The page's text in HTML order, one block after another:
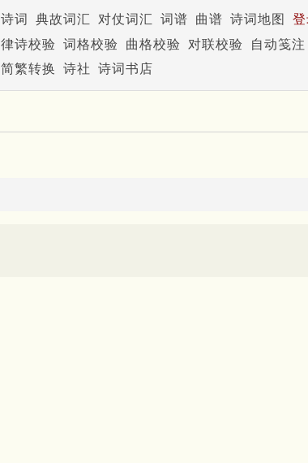
诗词 典故词汇 对仗词汇 词谱 曲谱 诗词地图
律诗校验 词格校验 曲格校验 对联校验
自动笺注
简繁转换 诗社 诗词书店